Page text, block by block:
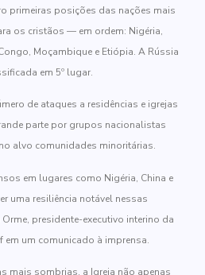
primeiras posições das nações mais
os cristãos — em ordem: Nigéria,
Moçambique e Etiópia. A Rússia
em 5º lugar.
de ataques a residências e igrejas
parte por grupos nacionalistas
alvo comunidades minoritárias.
em lugares como Nigéria, China e
uma resiliência notável nessas
presidente-executivo interino da
em um comunicado à imprensa.
mais sombrias, a Igreja não apenas